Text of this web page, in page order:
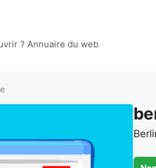
? Annuaire du web